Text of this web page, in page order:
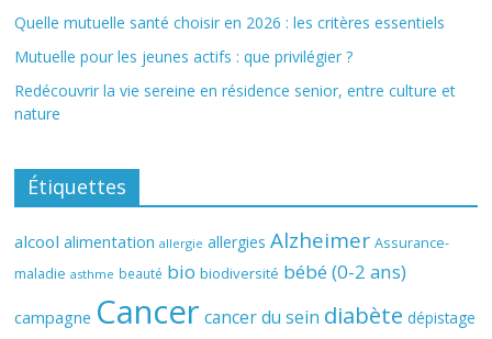
Quelle mutuelle santé choisir en 2026 : les critères essentiels
Mutuelle pour les jeunes actifs : que privilégier ?
Redécouvrir la vie sereine en résidence senior, entre culture et
nature
Étiquettes
alcool alimentation allergie allergies Alzheimer Assurance-
maladie asthme beauté bio biodiversité bébé (0-2 ans)
campagne Cancer cancer du sein diabète dépistage